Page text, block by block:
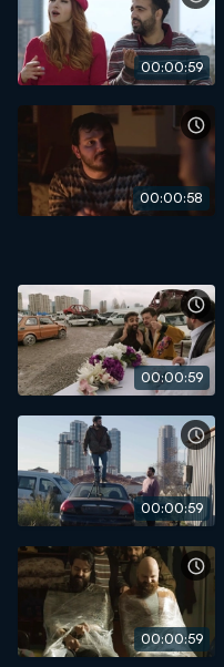
00:00:59
00:00:58
00:00:59
00:00:59
00:00:59